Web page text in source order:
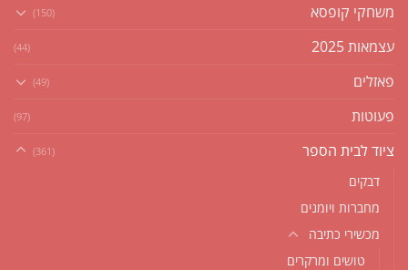
משחקי קופסא (150)
עצמאות 2025 (44)
פאזלים (49)
פעוטות (97)
ציוד לבית הספר (361)
דבקים
מחברות ויומנים
מכשירי כתיבה
טושים ומרקרים